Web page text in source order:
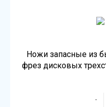
Ножи запасные из
фрез дисковых
-